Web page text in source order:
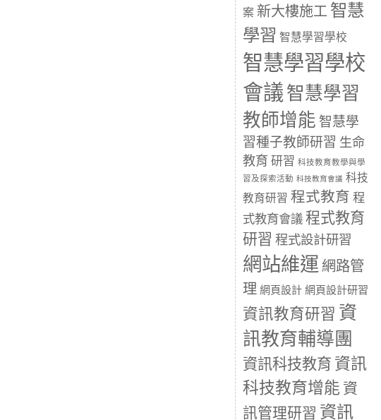
案 新大樓施工 智慧
學習 智慧學習學校
智慧學習學校
會議 智慧學習
教師增能 智慧學
習種子教師研習 生命
教育 研習 科技教育教學與學
習及探索活動 科技教育會議 科技
教育研習 程式教育 程
式教育會議 程式教育
研習 程式設計研習
網站維運 網路管
理 網頁設計 網頁設計研習
資訊教育研習 資
訊教育輔導團
資訊科技教育 資訊
科技教育增能 資
訊管理研習 資訊